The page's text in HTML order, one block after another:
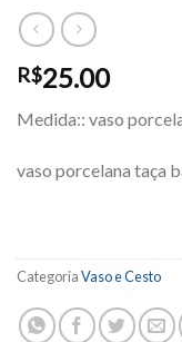
R$25.00
Medida:: vaso
vaso porcelana taça
CategoriaVaso e Cesto